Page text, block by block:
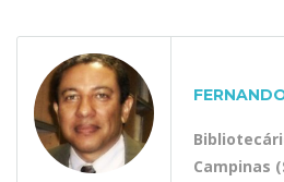
Campinas